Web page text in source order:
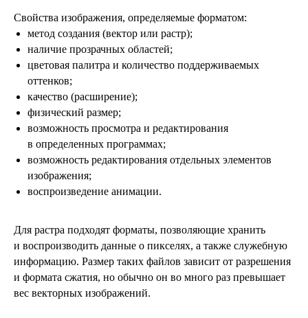
Свойства изображения, определяемые форматом:
метод создания (вектор или растр);
наличие прозрачных областей;
цветовая палитра и количество поддерживаемых
оттенков;
качество (расширение);
физический размер;
возможность просмотра и редактирования
в определенных программах;
возможность редактирования отдельных элементов
изображения;
воспроизведение анимации.
Для растра подходят форматы, позволяющие хранить
и воспроизводить данные о пикселях, а также служебную
информацию. Размер таких файлов зависит от разрешения
и формата сжатия, но обычно он во много раз превышает
вес векторных изображений.